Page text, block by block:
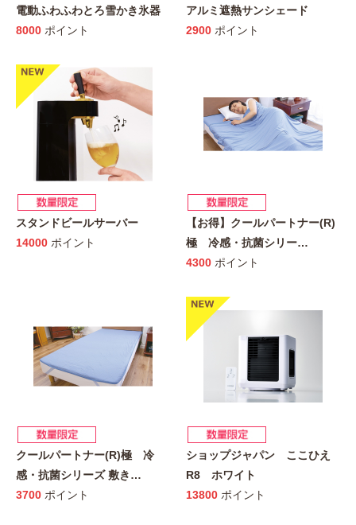
電動ふわふわとろ雪かき氷器
8000 ポイント
アルミ遮熱サンシェード
2900 ポイント
スタンドビールサーバー
14000 ポイント
【お得】クールパートナー(R)
極 冷感・抗菌シリー…
4300 ポイント
クールパートナー(R)極 冷
感・抗菌シリーズ 敷き…
3700 ポイント
ショップジャパン ここひえ
R8 ホワイト
13800 ポイント